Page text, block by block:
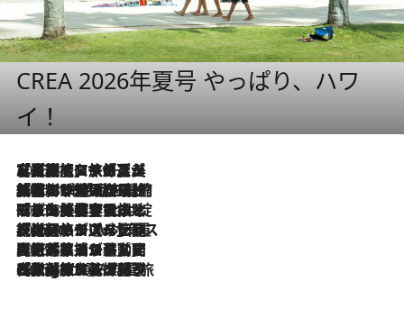
CREA 2026年夏号 やっぱり、ハワ
イ！
2026.8.7
【厳選旅コスメ】「多機能アイテムがメイン！」旅好き美容エディターが選んだ夏旅ベストコスメを発表【Mサイズジップ】
2026.8.6
「荷物が増えるほど旅ストレスは増す」美容ジャーナリストがたどり着いた最終結論。“化粧品を劇的に減らす”感動の凝縮美容とは
2026.8.6
「旅先には金髪ウィッグを持参」日本と同じメイクでは損してる!? 美容ジャーナリストが提案する“掟破りの旅美容”とは
2026.8.6
【厳選旅コスメ】「身軽さ＆UV対策重視！」ヘアアーティストshucoが選んだ夏旅ベストコスメを発表【Mサイズジップ】
2026.8.5
【厳選旅コスメ】国内をあちこち移動する河井菜摘が選んだ夏旅ベストコスメ発表！「リラックスアイテムはマスト」【Mサイズジップ】
2026.8.4
【厳選旅コスメ】「紫外線＆乾燥対策しながらメイク感も！」ヘア＆メイクGeorgeが選んだ夏旅ベストコスメを発表！【Mサイズジップ】